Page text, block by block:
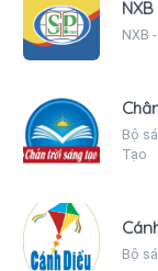
NXB
Bộ
Tạo
Bộ